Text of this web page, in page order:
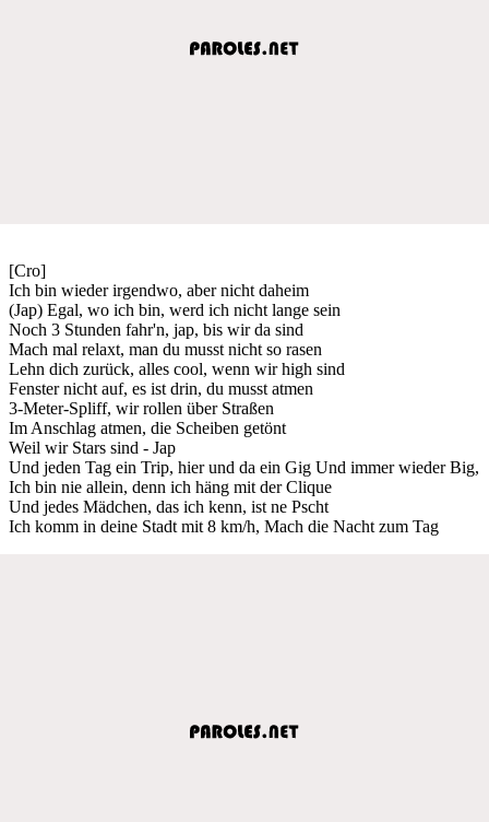
[Cro]
Ich bin wieder irgendwo, aber nicht daheim
(Jap) Egal, wo ich bin, werd ich nicht lange sein
Noch 3 Stunden fahr'n, jap, bis wir da sind
Mach mal relaxt, man du musst nicht so rasen
Lehn dich zurück, alles cool, wenn wir high sind
Fenster nicht auf, es ist drin, du musst atmen
3-Meter-Spliff, wir rollen über Straßen
Im Anschlag atmen, die Scheiben getönt
Weil wir Stars sind - Jap
Und jeden Tag ein Trip, hier und da ein Gig Und immer wieder Big,
Ich bin nie allein, denn ich häng mit der Clique
Und jedes Mädchen, das ich kenn, ist ne Pscht
Ich komm in deine Stadt mit 8 km/h, Mach die Nacht zum Tag